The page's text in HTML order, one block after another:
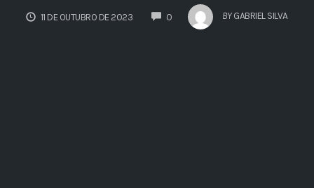
11 DE OUTUBRO DE 2023 0COMMENTS BY GABRIEL SILVA